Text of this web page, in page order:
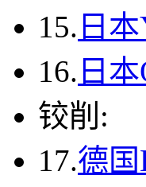
15. 日
16. 日
铰削:
17.德